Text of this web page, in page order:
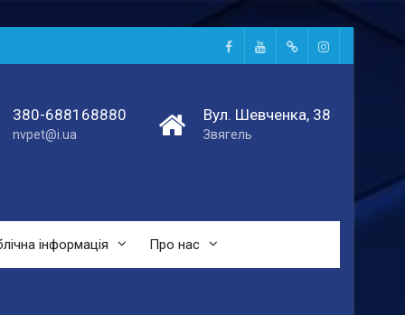
FacebookYoutubeTelegtamInstagram
380-688168880
nvpet@i.ua
Вул. Шевченка, 38
Звягель
інформація Про нас